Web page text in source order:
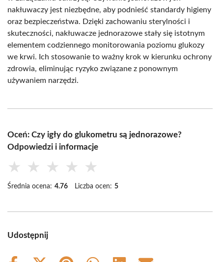
nakłuwaczy jest niezbędne, aby podnieść standardy higieny
oraz bezpieczeństwa. Dzięki zachowaniu sterylności i
skuteczności, nakłuwacze jednorazowe stały się istotnym
elementem codziennego monitorowania poziomu glukozy
we krwi. Ich stosowanie to ważny krok w kierunku ochrony
zdrowia, eliminując ryzyko związane z ponownym
używaniem narzędzi.
Oceń: Czy igły do glukometru są jednorazowe?
Odpowiedzi i informacje
★ ★ ★ ★ ★
Średnia ocena: 4.76 Liczba ocen: 5
Udostępnij